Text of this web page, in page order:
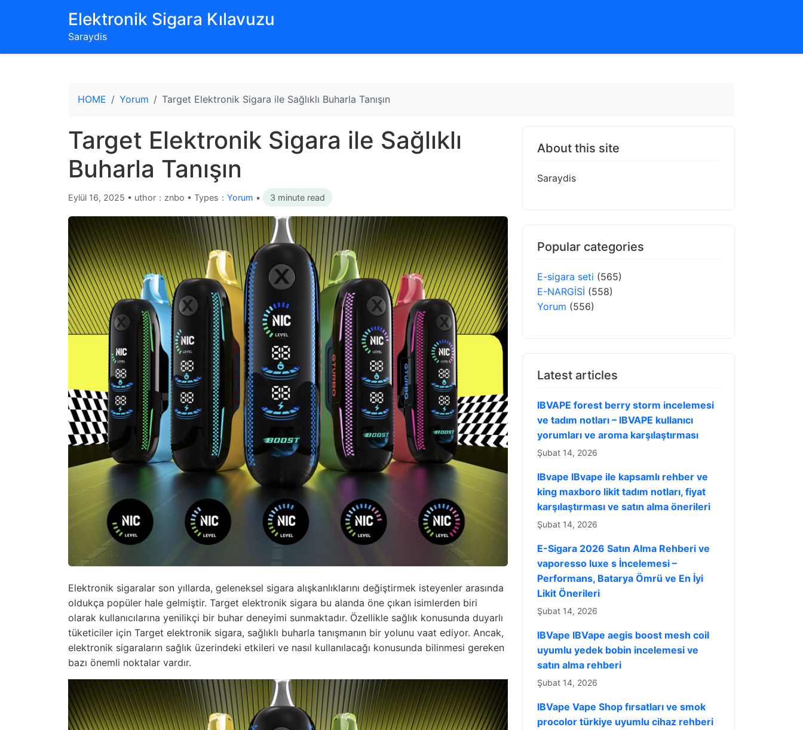
‌Elektronik Sigara Kılavuzu‌
Saraydis
HOME Yorum Target Elektronik Sigara ile Sağlıklı Buharla Tanışın
Target Elektronik Sigara ile Sağlıklı
Buharla Tanışın
Eylül 16, 2025 • uthor：znbo • Types： Yorum • 3 minute read
Elektronik sigaralar son yıllarda, geleneksel sigara alışkanlıklarını değiştirmek isteyenler arasında
oldukça popüler hale gelmiştir. Target elektronik sigara bu alanda öne çıkan isimlerden biri
olarak kullanıcılarına yenilikçi bir buhar deneyimi sunmaktadır. Özellikle sağlık konusunda duyarlı
tüketiciler için Target elektronik sigara, sağlıklı buharla tanışmanın bir yolunu vaat ediyor. Ancak,
elektronik sigaraların sağlık üzerindeki etkileri ve nasıl kullanılacağı konusunda bilinmesi gereken
bazı önemli noktalar vardır.
About this site
Saraydis
Popular categories
E-sigara seti (565)
E-NARGİSİ (558)
Yorum (556)
Latest articles
IBVAPE forest berry storm incelemesi
ve tadım notları – IBVAPE kullanıcı
yorumları ve aroma karşılaştırması
Şubat 14, 2026
IBvape IBvape ile kapsamlı rehber ve
king maxboro likit tadım notları, fiyat
karşılaştırması ve satın alma önerileri
Şubat 14, 2026
E-Sigara 2026 Satın Alma Rehberi ve
vaporesso luxe s İncelemesi –
Performans, Batarya Ömrü ve En İyi
Likit Önerileri
Şubat 14, 2026
IBVape IBVape aegis boost mesh coil
uyumlu yedek bobin incelemesi ve
satın alma rehberi
Şubat 14, 2026
IBVape Vape Shop fırsatları ve smok
procolor türkiye uyumlu cihaz rehberi